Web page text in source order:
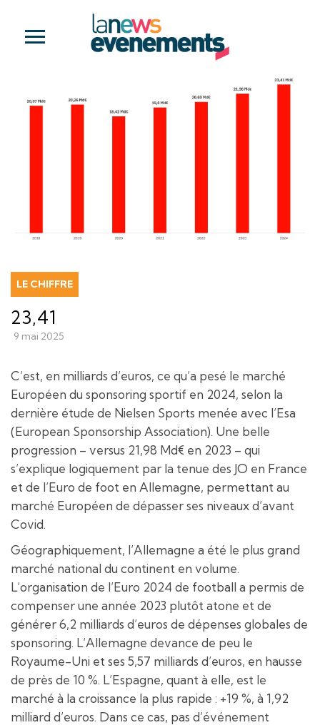
LE CHIFFRE
23,41
9 mai 2025
C’est, en milliards d’euros, ce qu’a pesé le marché
Européen du sponsoring sportif en 2024, selon la
dernière étude de Nielsen Sports menée avec l’Esa
(European Sponsorship Association). Une belle
progression – versus 21,98 Md€ en 2023 – qui
s’explique logiquement par la tenue des JO en France
et de l’Euro de foot en Allemagne, permettant au
marché Européen de dépasser ses niveaux d’avant
Covid.
Géographiquement, l’Allemagne a été le plus grand
marché national du continent en volume.
L’organisation de l’Euro 2024 de football a permis de
compenser une année 2023 plutôt atone et de
générer 6,2 milliards d’euros de dépenses globales de
sponsoring. L’Allemagne devance de peu le
Royaume-Uni et ses 5,57 milliards d’euros, en hausse
de près de 10 %. L’Espagne, quant à elle, est le
marché à la croissance la plus rapide : +19 %, à 1,92
milliard d’euros. Dans ce cas, pas d’événement